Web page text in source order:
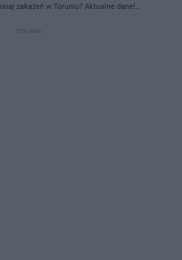
zakażeń w Toruniu? Aktualne dane!